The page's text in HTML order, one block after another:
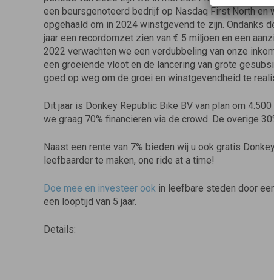
een beursgenoteerd bedrijf op Nasdaq First North en
opgehaald om in 2024 winstgevend te zijn. Ondanks
jaar een recordomzet zien van € 5 miljoen en een
2022 verwachten we een verdubbeling van onze
een groeiende vloot en de lancering van grote
goed op weg om de groei en winstgevendheid te
Dit jaar is Donkey Republic Bike BV van plan om
we graag 70% financieren via de crowd. De overige
Naast een rente van 7% bieden wij u ook gratis
leefbaarder te maken, one ride at a time!
Doe mee en investeer ook in leefbare steden door
een looptijd van 5 jaar.
Details: